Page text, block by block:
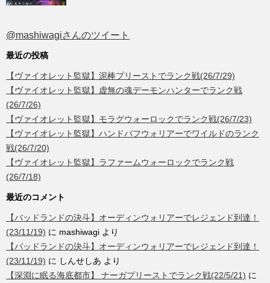
@mashiwagiさんのツイート
最近の投稿
【ヴァイオレット監獄】泥棒プリーストでランク戦(26/7/29)
【ヴァイオレット監獄】虚無の魂デーモンハンターでランク戦
(26/7/26)
【ヴァイオレット監獄】モラグウォーロックでランク戦(26/7/23)
【ヴァイオレット監獄】ハンドバフウォリアーでワイルドのランク
戦(26/7/20)
【ヴァイオレット監獄】ラファームウォーロックでランク戦
(26/7/18)
最近のコメント
【バッドランドの決斗】オーディンウォリアーでレジェンド到達！
(23/11/19) に mashiwagi より
【バッドランドの決斗】オーディンウォリアーでレジェンド到達！
(23/11/19) に しんせしあ より
【深淵に眠る海底都市】 ナーガプリーストでランク戦(22/5/21) に